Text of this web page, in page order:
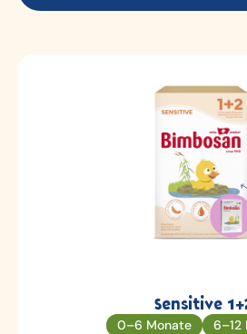
Sensitive
0–6 Monate
6–12